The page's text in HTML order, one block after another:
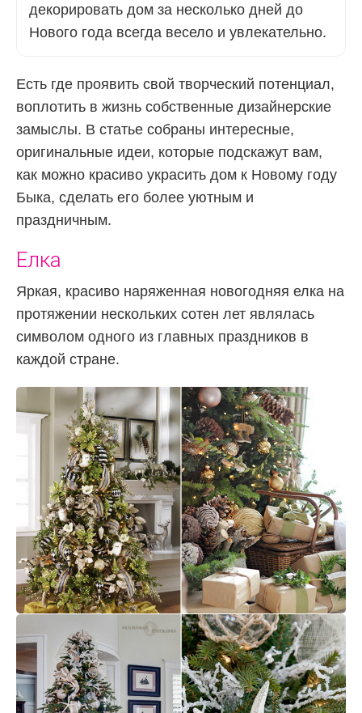
декорировать дом за несколько дней до
Нового года всегда весело и увлекательно.
Есть где проявить свой творческий потенциал,
воплотить в жизнь собственные дизайнерские
замыслы. В статье собраны интересные,
оригинальные идеи, которые подскажут вам,
как можно красиво украсить дом к Новому году
Быка, сделать его более уютным и
праздничным.
Елка
Яркая, красиво наряженная новогодняя елка на
протяжении нескольких сотен лет являлась
символом одного из главных праздников в
каждой стране.